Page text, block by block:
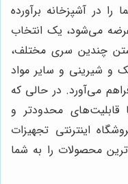
در آشپزخانه برآورده
عرضه می‌شود، یک انتخاب
چندین سری مختلف،
و شیرینی و سایر مواد
فراهم می‌آورد. در حالی که
محدودتر و
اینترنتی تجهیزات
محصولات را به شما